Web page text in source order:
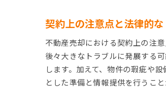
契約上の注意点と法律的
不動産売却における契約上の注
後々大きなトラブルに発展する
します。加えて、物件の瑕疵や
とした準備と情報提供を行うこ